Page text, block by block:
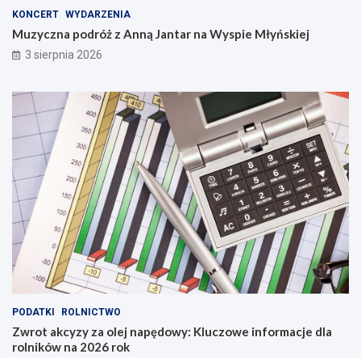
KONCERT WYDARZENIA
Muzyczna podróż z Anną Jantar na Wyspie Młyńskiej
3 sierpnia 2026
PODATKI ROLNICTWO
Zwrot akcyzy za olej napędowy: Kluczowe informacje dla
rolników na 2026 rok